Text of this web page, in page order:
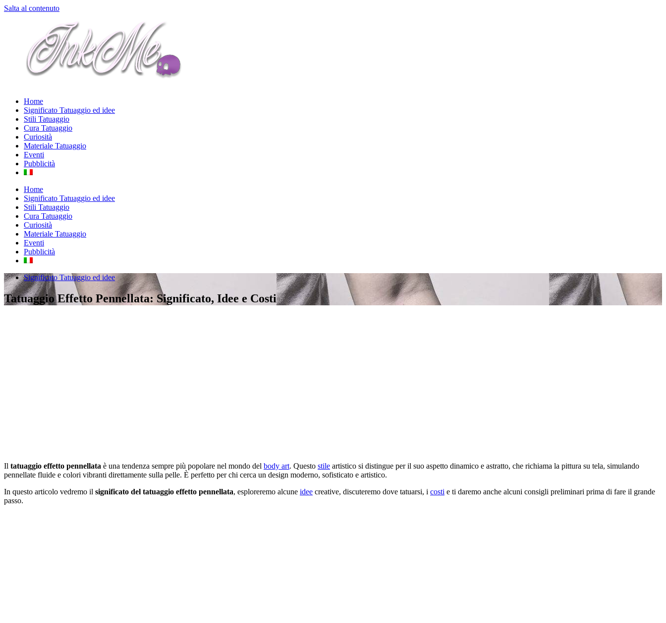
Salta al contenuto
Home
Significato Tatuaggio ed idee
Stili Tatuaggio
Cura Tatuaggio
Curiosità
Materiale Tatuaggio
Eventi
Pubblicità
Home
Significato Tatuaggio ed idee
Stili Tatuaggio
Cura Tatuaggio
Curiosità
Materiale Tatuaggio
Eventi
Pubblicità
Significato Tatuaggio ed idee
Tatuaggio Effetto Pennellata: Significato, Idee e Costi
Il tatuaggio effetto pennellata è una tendenza sempre più popolare nel mondo del body art. Questo stile artistico si distingue per il suo aspetto dinamico e astratto, che richiama la pittura su tela, simulando
pennellate fluide e colori vibranti direttamente sulla pelle. È perfetto per chi cerca un design moderno, sofisticato e artistico.
In questo articolo vedremo il significato del tatuaggio effetto pennellata, esploreremo alcune idee creative, discuteremo dove tatuarsi, i costi e ti daremo anche alcuni consigli preliminari prima di fare il grande
passo.